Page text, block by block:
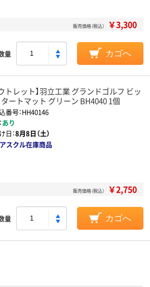
販売価格（税込） ￥3,300
量 カゴへ
トレット】羽立工業 グランドゴルフ ビッ
ートマット グリーン BH4040 1個
番号：HH40146
あり
日：8月8日（土）
アスクル在庫商品
販売価格（税込） ￥2,750
量 カゴへ